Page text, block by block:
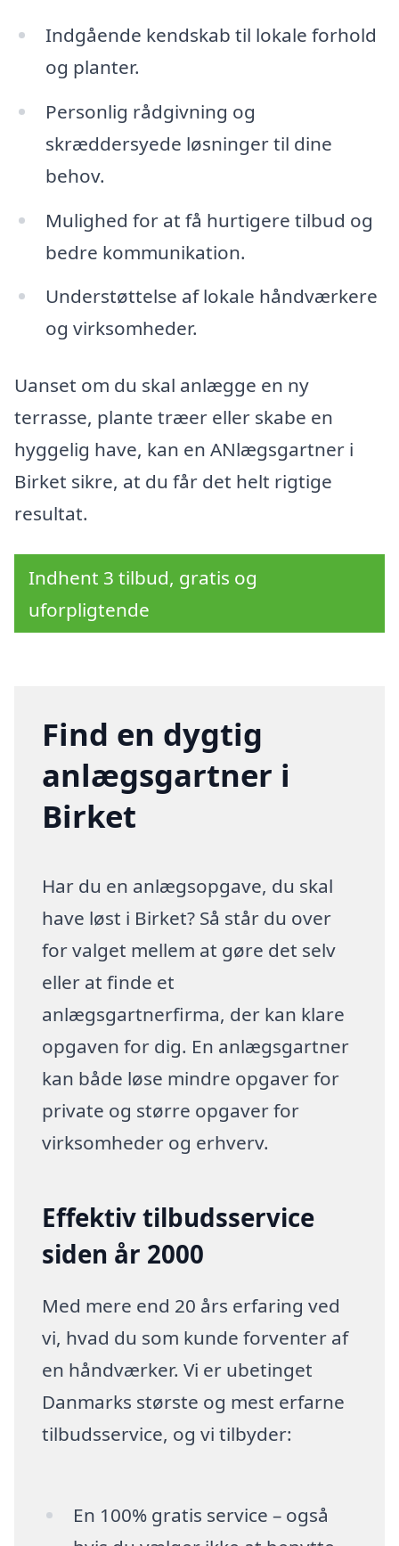
Indgående kendskab til lokale forhold
og planter.
Personlig rådgivning og
skræddersyede løsninger til dine
behov.
Mulighed for at få hurtigere tilbud og
bedre kommunikation.
Understøttelse af lokale håndværkere
og virksomheder.
Uanset om du skal anlægge en ny
terrasse, plante træer eller skabe en
hyggelig have, kan en ANlægsgartner i
Birket sikre, at du får det helt rigtige
resultat.
Indhent 3 tilbud, gratis og
uforpligtende
Find en dygtig
anlægsgartner i
Birket
Har du en anlægsopgave, du skal
have løst i Birket? Så står du over
for valget mellem at gøre det selv
eller at finde et
anlægsgartnerfirma, der kan klare
opgaven for dig. En anlægsgartner
kan både løse mindre opgaver for
private og større opgaver for
virksomheder og erhverv.
Effektiv tilbudsservice
siden år 2000
Med mere end 20 års erfaring ved
vi, hvad du som kunde forventer af
en håndværker. Vi er ubetinget
Danmarks største og mest erfarne
tilbudsservice, og vi tilbyder:
En 100% gratis service – også